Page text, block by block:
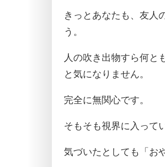
きっとあなたも、友人
う。
人の吹き出物すら何と
と気になりません。
完全に無関心です。
そもそも視界に入って
気づいたとしても「お